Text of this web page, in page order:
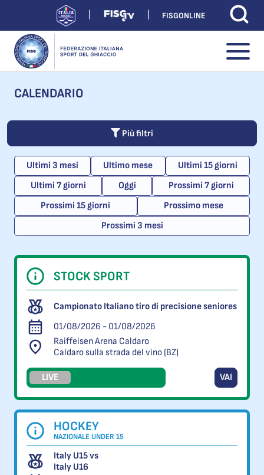
FISGONLINE
CALENDARIO
Più filtri
Ultimi 3 mesi Ultimo mese
Ultimi 15 giorni
Ultimi 7 giorni
Oggi
Prossimi 7 giorni
Prossimi 15 giorni
Prossimo mese
Prossimi 3 mesi
STOCK SPORT
Campionato Italiano tiro di precisione seniores
01/08/2026 - 01/08/2026
Raiffeisen Arena Caldaro
Caldaro sulla strada del vino (BZ)
LIVE VAI
HOCKEY
NAZIONALE UNDER 15
Italy U15 vs
Italy U16